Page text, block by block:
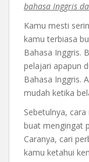
bahasa Inggris
Kamu mesti
kamu terbiasa
Bahasa Inggris.
pelajari apapun
Bahasa Inggris.
mudah ketika
Sebetulnya,
buat mengingat
Caranya, cari
kamu ketahui